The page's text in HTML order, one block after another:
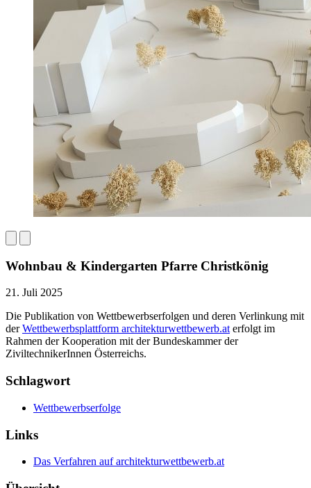
Wohnbau & Kindergarten Pfarre Christkönig
21. Juli 2025
Die Publikation von Wettbewerbserfolgen und deren Verlinkung mit
derWettbewerbsplattform architekturwettbewerb.aterfolgt im
Rahmen der Kooperation mit der Bundeskammer der
ZiviltechnikerInnen Österreichs.
Schlagwort
Wettbewerbserfolge
Links
Das Verfahren auf architekturwettbewerb.at